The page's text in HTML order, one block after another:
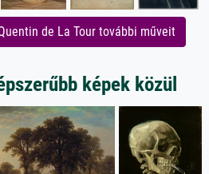
de La Tour további műveit
képek közül